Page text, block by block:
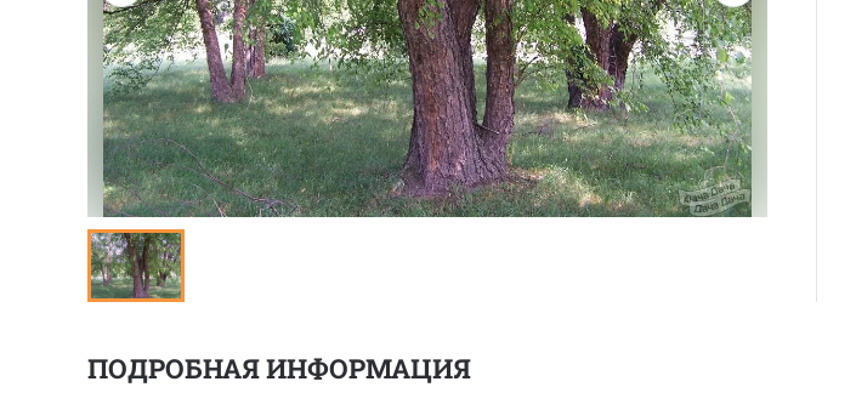
ПОДРОБНАЯ ИНФОРМАЦИЯ